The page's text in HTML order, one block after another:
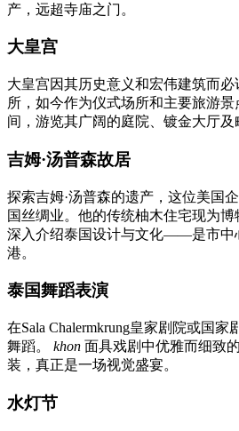
产，远超寺庙之门。
大皇宫
大皇宫因其历史意义和宏伟建筑而
所，如今作为仪式场所和主要旅游
间，游览其广阔的庭院、镀金大厅及
吉姆·汤普森故居
探索吉姆·汤普森的遗产，这位美国
国丝绸业。他的传统柚木住宅现为博
深入介绍泰国设计与文化——是市中
港。
泰国舞蹈表演
在Sala Chalermkrung皇家剧院或国
舞蹈。 khon 面具戏剧中优雅而细致
装，真正是一场视觉盛宴。
水灯节